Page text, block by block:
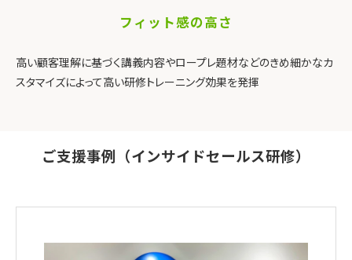
フィット感の高さ
高い顧客理解に基づく講義内容やロープレ題材などのきめ細かなカ
スタマイズによって高い研修トレーニング効果を発揮
ご支援事例（インサイドセールス研修）